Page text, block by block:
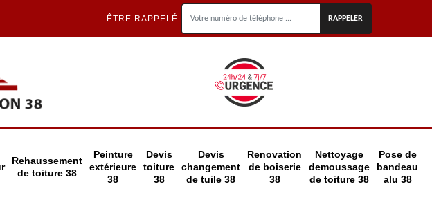
ÊTRE RAPPELÉ
Rehaussement
de toiture 38
Peinture
extérieure
38
Devis
toiture
38
Devis
changement
de tuile 38
Renovation
de boiserie
38
Nettoyage
demoussage
de toiture 38
Pose de
bandeau
alu 38